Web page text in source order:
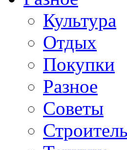
Культура
Отдых
Покупки
Разное
Советы